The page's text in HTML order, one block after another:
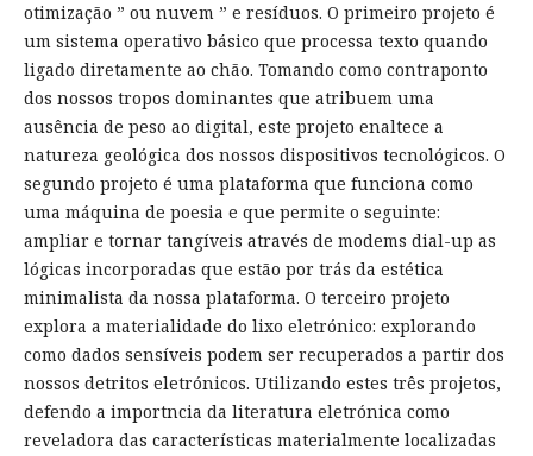
otimização ” ou nuvem ” e resíduos. O primeiro projeto é
um sistema operativo básico que processa texto quando
ligado diretamente ao chão. Tomando como contraponto
dos nossos tropos dominantes que atribuem uma
ausência de peso ao digital, este projeto enaltece a
natureza geológica dos nossos dispositivos tecnológicos. O
segundo projeto é uma plataforma que funciona como
uma máquina de poesia e que permite o seguinte:
ampliar e tornar tangíveis através de modems dial-up as
lógicas incorporadas que estão por trás da estética
minimalista da nossa plataforma. O terceiro projeto
explora a materialidade do lixo eletrónico: explorando
como dados sensíveis podem ser recuperados a partir dos
nossos detritos eletrónicos. Utilizando estes três projetos,
defendo a importncia da literatura eletrónica como
reveladora das características materialmente localizadas